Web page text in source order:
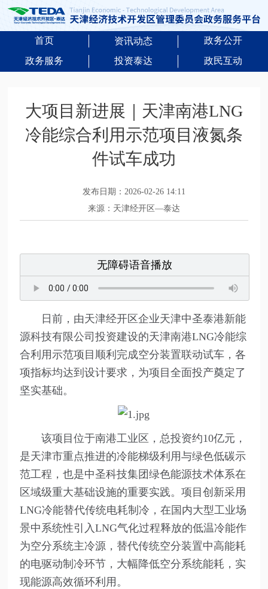
首页 资讯动态
政务公开
政务服务
投资泰达 政民互动
大项目新进展｜天津南港LNG
冷能综合利用示范项目液氮条
件试车成功
发布日期：2026-02-26 14:11
来源：天津经开区—泰达
无障碍语音播放
日前，由天津经开区企业天津中圣泰港新能
源科技有限公司投资建设的天津南港LNG冷能综
合利用示范项目顺利完成空分装置联动试车，各
项指标均达到设计要求，为项目全面投产奠定了
坚实基础。
该项目位于南港工业区，总投资约10亿元，
是天津市重点推进的冷能梯级利用与绿色低碳示
范工程，也是中圣科技集团绿色能源技术体系在
区域级重大基础设施的重要实践。项目创新采用
LNG冷能替代传统电耗制冷，在国内大型工业场
景中系统性引入LNG气化过程释放的低温冷能作
为空分系统主冷源，替代传统空分装置中高能耗
的电驱动制冷环节，大幅降低空分系统能耗，实
现能源高效循环利用。